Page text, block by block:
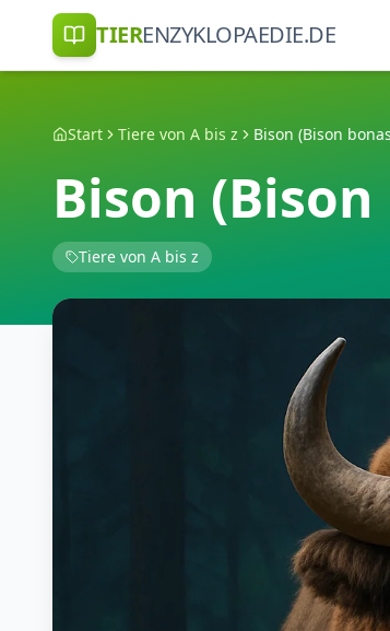
TIERENZYKLOPAEDIE.DE
Start Tiere von A bis z Bison (Bison
Bison
Tiere von A bis z